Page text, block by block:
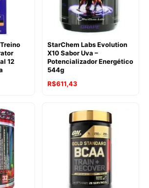
12
StarChem Labs Evolution
X10 Sabor Uva –
Potencializador Energético
544g
R$611,43